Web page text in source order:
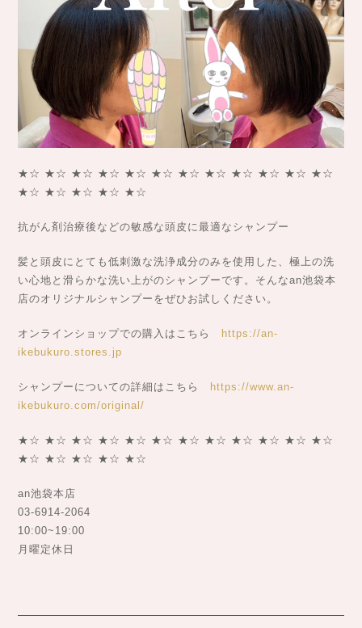
★☆ ★☆ ★☆ ★☆ ★☆ ★☆ ★☆ ★☆ ★☆ ★☆ ★☆ ★☆
★☆ ★☆ ★☆ ★☆ ★☆
抗がん剤治療後などの敏感な頭皮に最適なシャンプー
髪と頭皮にとても低刺激な洗浄成分のみを使用した、極上の洗
い心地と滑らかな洗い上がのシャンプーです。そんなan池袋本
店のオリジナルシャンプーをぜひお試しください。
オンラインショップでの購入はこちら
https://an-
ikebukuro.stores.jp
シャンプーについての詳細はこちら
https://www.an-
ikebukuro.com/original/
★☆ ★☆ ★☆ ★☆ ★☆ ★☆ ★☆ ★☆ ★☆ ★☆ ★☆ ★☆
★☆ ★☆ ★☆ ★☆ ★☆
an池袋本店
03-6914-2064
10:00~19:00
月曜定休日